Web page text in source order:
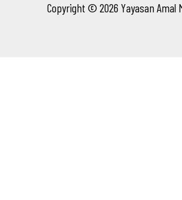
Copyright © 2026 Yayasan Amal